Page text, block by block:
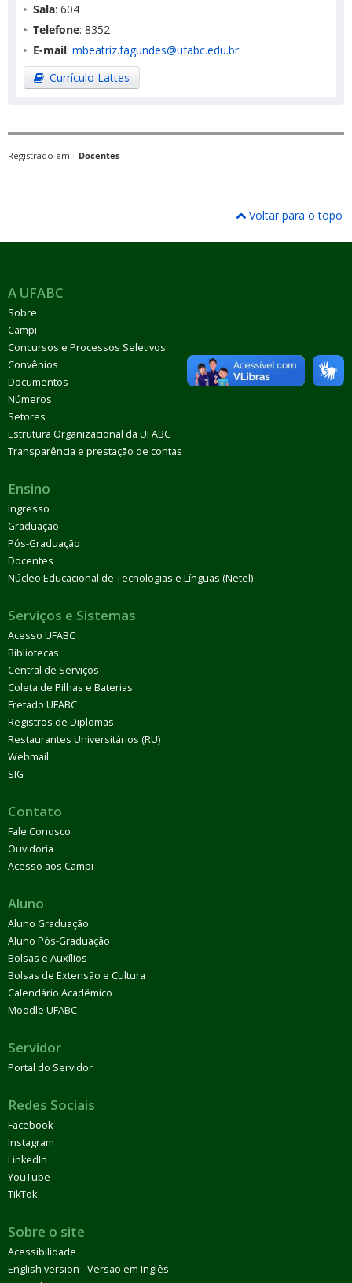
Sala: 604
Telefone: 8352
E-mail: mbeatriz.fagundes@ufabc.edu.br
Currículo Lattes
Registrado em: Docentes
Voltar para o topo
A UFABC
Sobre
Campi
Concursos e Processos Seletivos
Convênios
Documentos
Números
Setores
Estrutura Organizacional da UFABC
Transparência e prestação de contas
Ensino
Ingresso
Graduação
Pós-Graduação
Docentes
Núcleo Educacional de Tecnologias e Línguas (Netel)
Serviços e Sistemas
Acesso UFABC
Bibliotecas
Central de Serviços
Coleta de Pilhas e Baterias
Fretado UFABC
Registros de Diplomas
Restaurantes Universitários (RU)
Webmail
SIG
Contato
Fale Conosco
Ouvidoria
Acesso aos Campi
Aluno
Aluno Graduação
Aluno Pós-Graduação
Bolsas e Auxílios
Bolsas de Extensão e Cultura
Calendário Acadêmico
Moodle UFABC
Servidor
Portal do Servidor
Redes Sociais
Facebook
Instagram
LinkedIn
YouTube
TikTok
Sobre o site
Acessibilidade
English version - Versão em Inglês